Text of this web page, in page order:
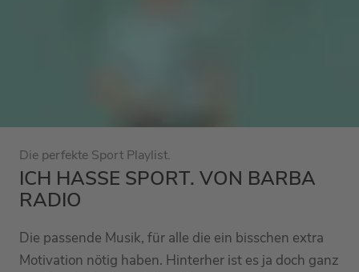
Die perfekte Sport Playlist.
ICH HASSE SPORT. VON BARBA
RADIO
Die passende Musik, für alle die ein bisschen extra
Motivation nötig haben. Hinterher ist es ja doch ganz